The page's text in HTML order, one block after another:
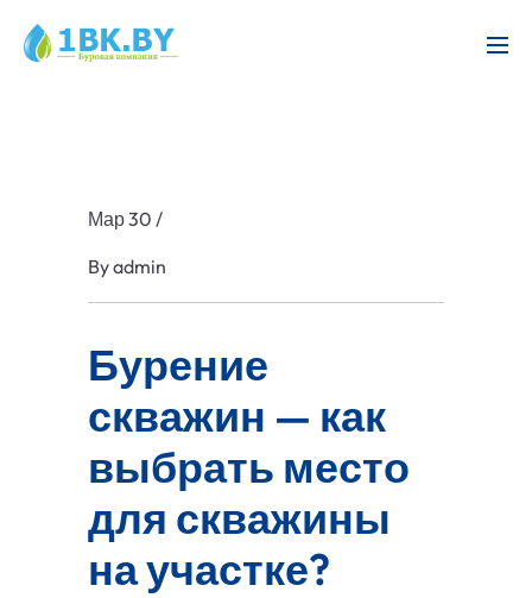
Мар 30 /
Byadmin
Бурение
скважин — как
выбрать место
для скважины
на участке?